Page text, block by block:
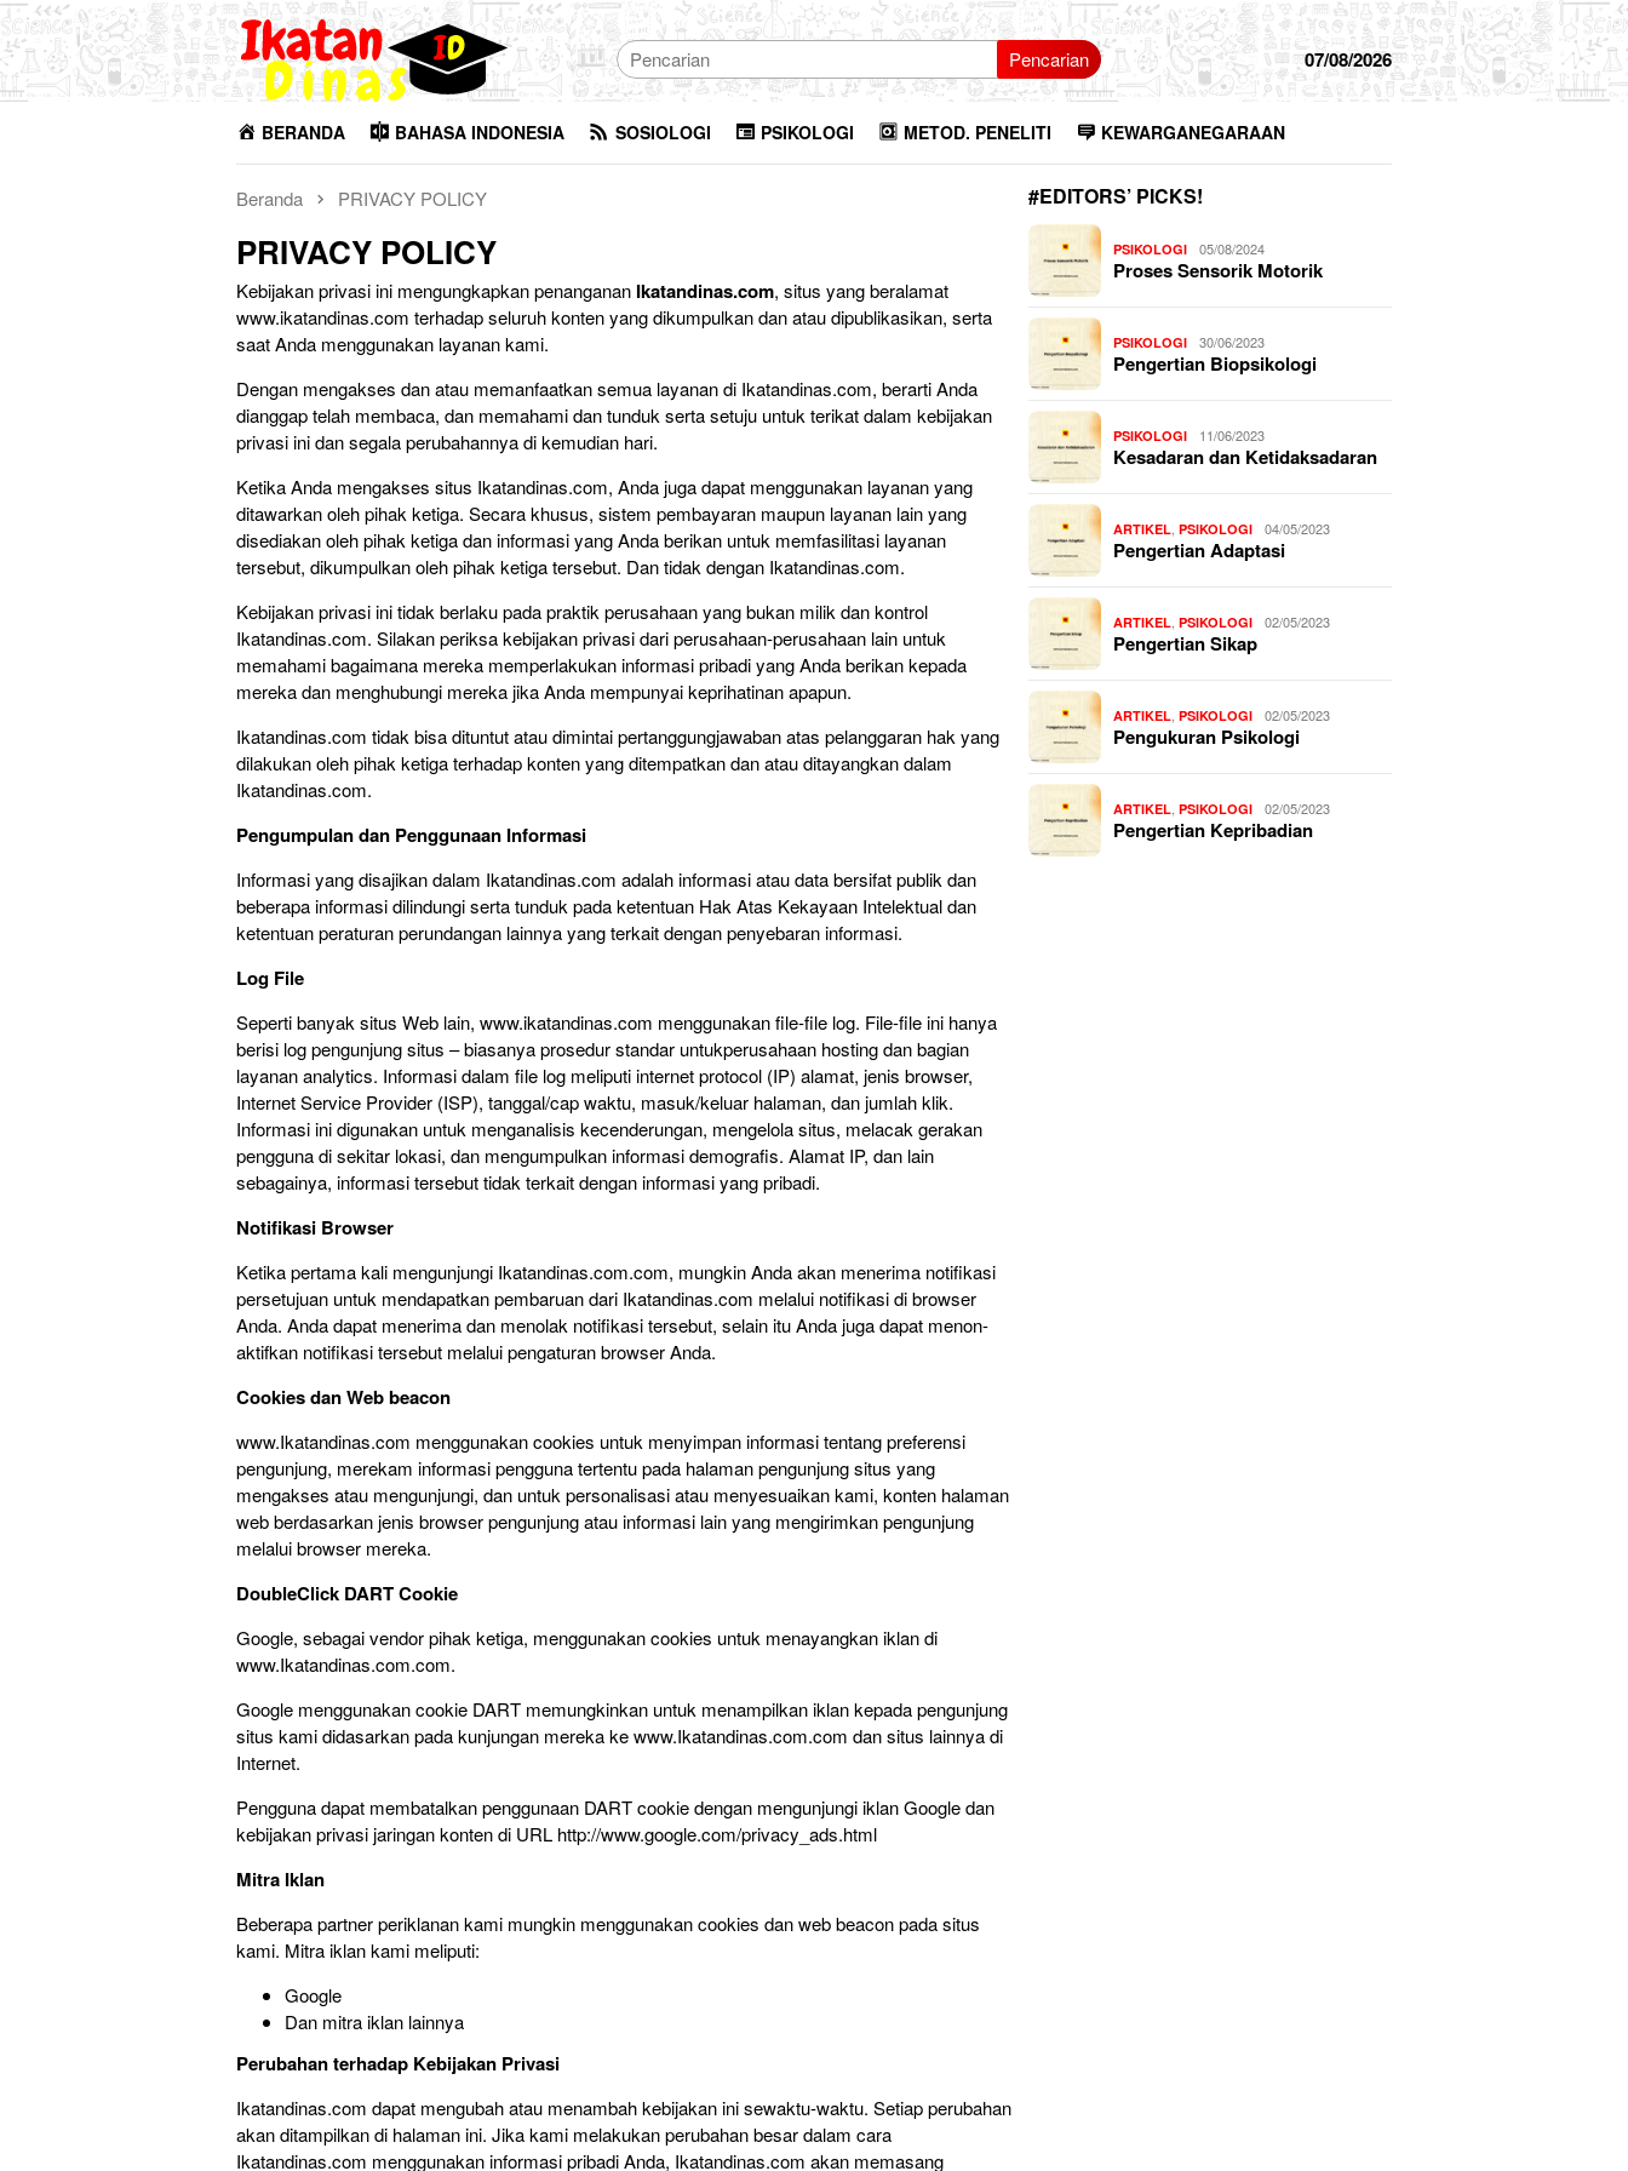
Loncat
ke
konten
Pencarian 07/08/2026
BERANDA BAHASA INDONESIA SOSIOLOGI PSIKOLOGI METOD. PENELITI KEWARGANEGARAAN
Beranda PRIVACY POLICY
PRIVACY POLICY
Kebijakan privasi ini mengungkapkan penanganan Ikatandinas.com, situs yang beralamat
www.ikatandinas.com terhadap seluruh konten yang dikumpulkan dan atau dipublikasikan, serta
saat Anda menggunakan layanan kami.
Dengan mengakses dan atau memanfaatkan semua layanan di Ikatandinas.com, berarti Anda
dianggap telah membaca, dan memahami dan tunduk serta setuju untuk terikat dalam kebijakan
privasi ini dan segala perubahannya di kemudian hari.
Ketika Anda mengakses situs Ikatandinas.com, Anda juga dapat menggunakan layanan yang
ditawarkan oleh pihak ketiga. Secara khusus, sistem pembayaran maupun layanan lain yang
disediakan oleh pihak ketiga dan informasi yang Anda berikan untuk memfasilitasi layanan
tersebut, dikumpulkan oleh pihak ketiga tersebut. Dan tidak dengan Ikatandinas.com.
Kebijakan privasi ini tidak berlaku pada praktik perusahaan yang bukan milik dan kontrol
Ikatandinas.com. Silakan periksa kebijakan privasi dari perusahaan-perusahaan lain untuk
memahami bagaimana mereka memperlakukan informasi pribadi yang Anda berikan kepada
mereka dan menghubungi mereka jika Anda mempunyai keprihatinan apapun.
Ikatandinas.com tidak bisa dituntut atau dimintai pertanggungjawaban atas pelanggaran hak yang
dilakukan oleh pihak ketiga terhadap konten yang ditempatkan dan atau ditayangkan dalam
Ikatandinas.com.
Pengumpulan dan Penggunaan Informasi
Informasi yang disajikan dalam Ikatandinas.com adalah informasi atau data bersifat publik dan
beberapa informasi dilindungi serta tunduk pada ketentuan Hak Atas Kekayaan Intelektual dan
ketentuan peraturan perundangan lainnya yang terkait dengan penyebaran informasi.
Log File
Seperti banyak situs Web lain, www.ikatandinas.com menggunakan file-file log. File-file ini hanya
berisi log pengunjung situs – biasanya prosedur standar untukperusahaan hosting dan bagian
layanan analytics. Informasi dalam file log meliputi internet protocol (IP) alamat, jenis browser,
Internet Service Provider (ISP), tanggal/cap waktu, masuk/keluar halaman, dan jumlah klik.
Informasi ini digunakan untuk menganalisis kecenderungan, mengelola situs, melacak gerakan
pengguna di sekitar lokasi, dan mengumpulkan informasi demografis. Alamat IP, dan lain
sebagainya, informasi tersebut tidak terkait dengan informasi yang pribadi.
Notifikasi Browser
Ketika pertama kali mengunjungi Ikatandinas.com.com, mungkin Anda akan menerima notifikasi
persetujuan untuk mendapatkan pembaruan dari Ikatandinas.com melalui notifikasi di browser
Anda. Anda dapat menerima dan menolak notifikasi tersebut, selain itu Anda juga dapat menon-
aktifkan notifikasi tersebut melalui pengaturan browser Anda.
Cookies dan Web beacon
www.Ikatandinas.com menggunakan cookies untuk menyimpan informasi tentang preferensi
pengunjung, merekam informasi pengguna tertentu pada halaman pengunjung situs yang
mengakses atau mengunjungi, dan untuk personalisasi atau menyesuaikan kami, konten halaman
web berdasarkan jenis browser pengunjung atau informasi lain yang mengirimkan pengunjung
melalui browser mereka.
DoubleClick DART Cookie
Google, sebagai vendor pihak ketiga, menggunakan cookies untuk menayangkan iklan di
www.Ikatandinas.com.com.
Google menggunakan cookie DART memungkinkan untuk menampilkan iklan kepada pengunjung
situs kami didasarkan pada kunjungan mereka ke www.Ikatandinas.com.com dan situs lainnya di
Internet.
Pengguna dapat membatalkan penggunaan DART cookie dengan mengunjungi iklan Google dan
kebijakan privasi jaringan konten di URL http://www.google.com/privacy_ads.html
Mitra Iklan
Beberapa partner periklanan kami mungkin menggunakan cookies dan web beacon pada situs
kami. Mitra iklan kami meliputi:
Google
Dan mitra iklan lainnya
Perubahan terhadap Kebijakan Privasi
Ikatandinas.com dapat mengubah atau menambah kebijakan ini sewaktu-waktu. Setiap perubahan
akan ditampilkan di halaman ini. Jika kami melakukan perubahan besar dalam cara
Ikatandinas.com menggunakan informasi pribadi Anda, Ikatandinas.com akan memasang
#EDITORS’ PICKS!
PSIKOLOGI 05/08/2024
Proses Sensorik Motorik
PSIKOLOGI 30/06/2023
Pengertian Biopsikologi
PSIKOLOGI 11/06/2023
Kesadaran dan Ketidaksadaran
ARTIKEL ,PSIKOLOGI 04/05/2023
Pengertian Adaptasi
ARTIKEL ,PSIKOLOGI 02/05/2023
Pengertian Sikap
ARTIKEL ,PSIKOLOGI 02/05/2023
Pengukuran Psikologi
ARTIKEL ,PSIKOLOGI 02/05/2023
Pengertian Kepribadian